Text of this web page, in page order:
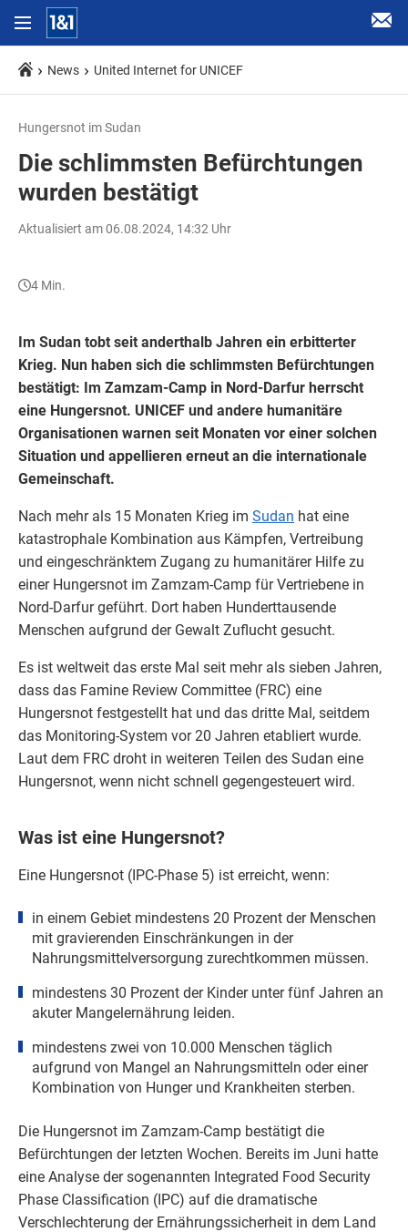
News United Internet for UNICEF
Hungersnot im Sudan
Die schlimmsten Befürchtungen
wurden bestätigt
Aktualisiert am 06.08.2024, 14:32 Uhr
4 Min.
Im Sudan tobt seit anderthalb Jahren ein erbitterter
Krieg. Nun haben sich die schlimmsten Befürchtungen
bestätigt: Im Zamzam-Camp in Nord-Darfur herrscht
eine Hungersnot. UNICEF und andere humanitäre
Organisationen warnen seit Monaten vor einer solchen
Situation und appellieren erneut an die internationale
Gemeinschaft.
Nach mehr als 15 Monaten Krieg im Sudan hat eine
katastrophale Kombination aus Kämpfen, Vertreibung
und eingeschränktem Zugang zu humanitärer Hilfe zu
einer Hungersnot im Zamzam-Camp für Vertriebene in
Nord-Darfur geführt. Dort haben Hunderttausende
Menschen aufgrund der Gewalt Zuflucht gesucht.
Es ist weltweit das erste Mal seit mehr als sieben Jahren,
dass das Famine Review Committee (FRC) eine
Hungersnot festgestellt hat und das dritte Mal, seitdem
das Monitoring-System vor 20 Jahren etabliert wurde.
Laut dem FRC droht in weiteren Teilen des Sudan eine
Hungersnot, wenn nicht schnell gegengesteuert wird.
Was ist eine Hungersnot?
Eine Hungersnot (IPC-Phase 5) ist erreicht, wenn:
in einem Gebiet mindestens 20 Prozent der Menschen
mit gravierenden Einschränkungen in der
Nahrungsmittelversorgung zurechtkommen müssen.
mindestens 30 Prozent der Kinder unter fünf Jahren an
akuter Mangelernährung leiden.
mindestens zwei von 10.000 Menschen täglich
aufgrund von Mangel an Nahrungsmitteln oder einer
Kombination von Hunger und Krankheiten sterben.
Die Hungersnot im Zamzam-Camp bestätigt die
Befürchtungen der letzten Wochen. Bereits im Juni hatte
eine Analyse der sogenannten Integrated Food Security
Phase Classification (IPC) auf die dramatische
Verschlechterung der Ernährungssicherheit in dem Land